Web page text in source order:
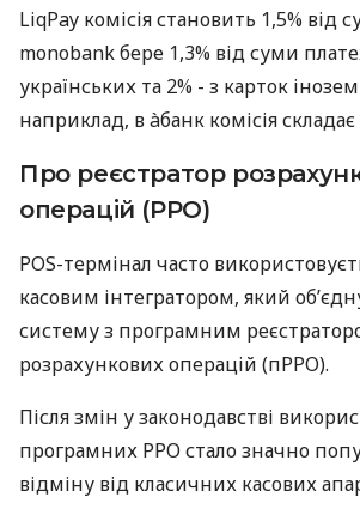
LiqPay комісія становить 1,5% від
monobank бере 1,3% від суми
українських та 2% - з карток
наприклад, в àбанк комісія складає
Про реєстратор
операцій (РРО)
POS-термінал часто
касовим інтегратором, який
систему з програмним
розрахункових операцій (пРРО).
Після змін у законодавстві
програмних РРО стало значно
відміну від класичних касових